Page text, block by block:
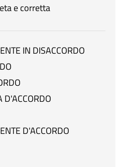
e corretta
IN DISACCORDO
D'ACCORDO